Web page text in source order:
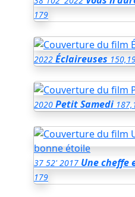
179
2022 Éclaireuses
2020 Petit Samedi
37 52' 2017 Une cheffe
179